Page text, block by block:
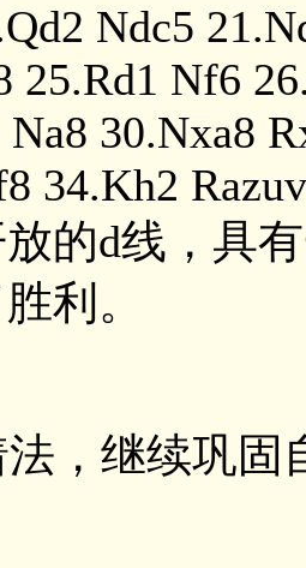
Ndc5
25.Rd1 Nf6
30.Nxa8
34.Kh2
的d线，具
利。
，继续巩固